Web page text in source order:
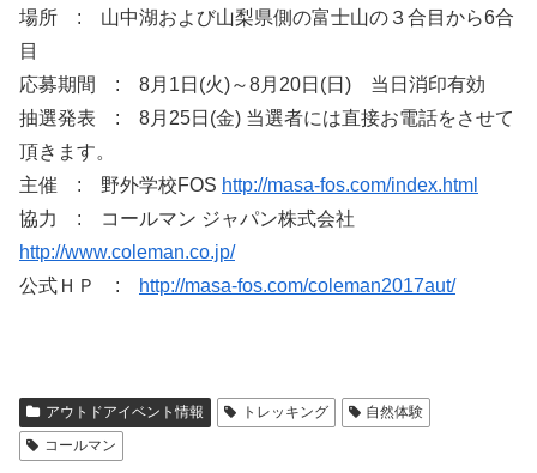
場所 : 山中湖および山梨県側の富士山の３合目から6合
目
応募期間 : 8月1日(火)～8月20日(日) 当日消印有効
抽選発表 : 8月25日(金) 当選者には直接お電話をさせて
頂きます。
主催 : 野外学校FOS http://masa-fos.com/index.html
協力 : コールマン ジャパン株式会社
http://www.coleman.co.jp/
公式ＨＰ :
http://masa-fos.com/coleman2017aut/
アウトドアイベント情報 トレッキング
自然体験
コールマン